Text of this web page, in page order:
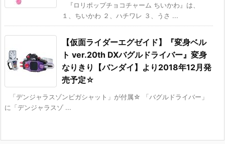
『ロリポップチョコチャーム ちいかわ』は、
１、ちいかわ ２、ハチワレ ３、うさ ...
【仮面ライダーエグゼイド】『変身ベル
ト ver.20th DXバグルドライバー』変身
なりきり【バンダイ】より2018年12月発
売予定☆
「デンジャラスゾンビガシャット」が付属☆ 「バグルドライバー」
に「デンジャラスゾ ...